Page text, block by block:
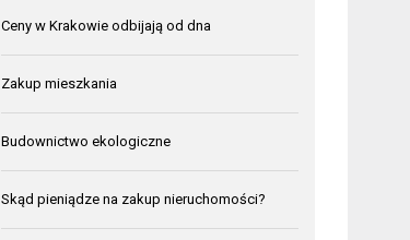
Ceny w Krakowie odbijają od dna
Zakup mieszkania
Budownictwo ekologiczne
Skąd pieniądze na zakup nieruchomości?